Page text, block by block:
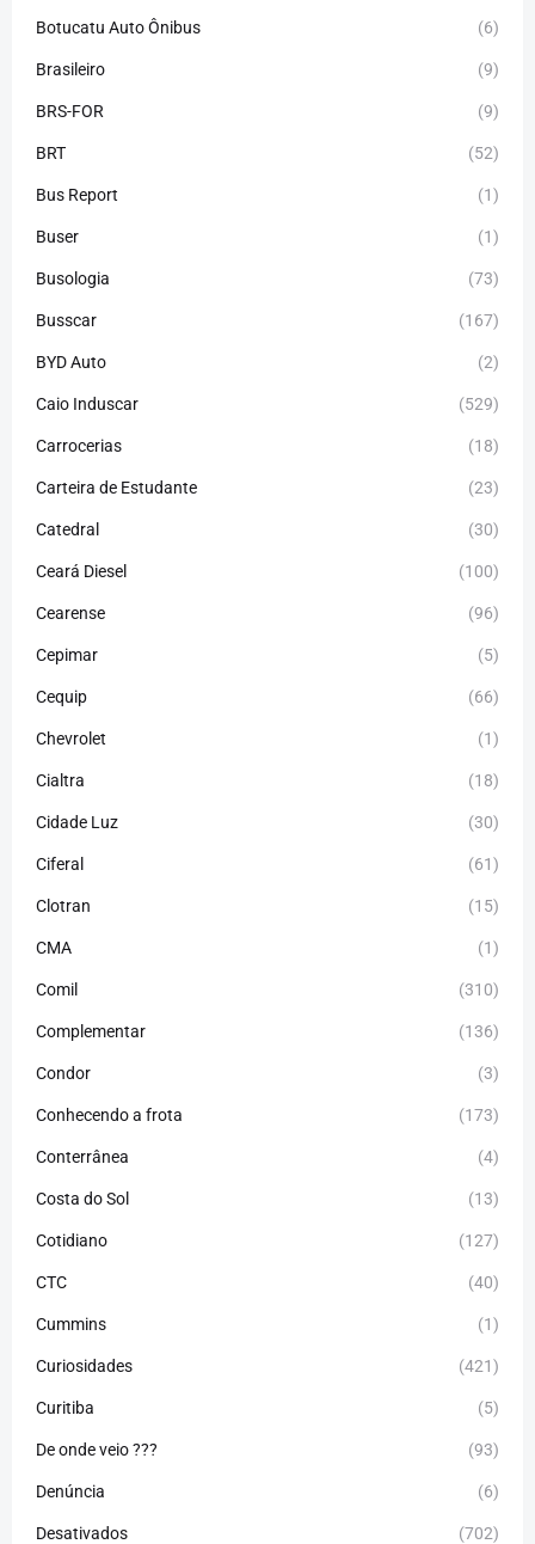
Botucatu Auto Ônibus (6)
Brasileiro (9)
BRS-FOR (9)
BRT (52)
Bus Report (1)
Buser (1)
Busologia (73)
Busscar (167)
BYD Auto (2)
Caio Induscar (529)
Carrocerias (18)
Carteira de Estudante (23)
Catedral (30)
Ceará Diesel (100)
Cearense (96)
Cepimar (5)
Cequip (66)
Chevrolet (1)
Cialtra (18)
Cidade Luz (30)
Ciferal (61)
Clotran (15)
CMA (1)
Comil (310)
Complementar (136)
Condor (3)
Conhecendo a frota (173)
Conterrânea (4)
Costa do Sol (13)
Cotidiano (127)
CTC (40)
Cummins (1)
Curiosidades (421)
Curitiba (5)
De onde veio ??? (93)
Denúncia (6)
Desativados (702)